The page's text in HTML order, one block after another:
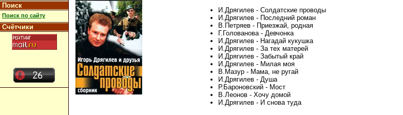
Поиск
Поиск по сайту
Счётчики
И.Дрягилев - Солдатские проводы
И.Дрягилев - Последний роман
В.Петряев - Приезжай, родная
Г.Голованова - Девчонка
И.Дрягилев - Нагадай кукушка
И.Дрягилев - За тех матерей
И.Дрягилев - Забытый край
И.Дрягилев - Милая моя
В.Мазур - Мама, не ругай
И.Дрягилев - Душа
Р.Бароновский - Мост
В.Леонов - Хочу домой
И.Дрягилев - И снова туда